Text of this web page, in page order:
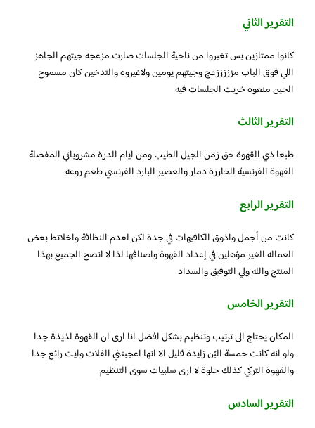
التقرير الثاني
كانوا ممتازين بس تغيروا من ناحية الجلسات صارت مزعجه جيتهم الجاهز
اللي فوق الباب مزززززعج وجيتهم يومين ولاغيروه والتدخين كان مسموح
الحين منعوه خربت الجلسات فيه
التقرير الثالث
طبعا ذي القهوة حق زمن الجيل الطيب ومن ايام الدرة مشروباتي المفضلة
القهوة الفرنسية الحاررة دمار والعصير البارد الفرنسي طعم روعه
التقرير الرابع
كانت من أجمل واذوق الكافيهات في جدة لكن لعدم النظافة واخلاتط بعض
العماله الغير مؤهلين في إعداد القهوة واصنافها لذا لا انصح الجميع بهذا
المنتج والله ولي التوفيق والسداد
التقرير الخامس
المكان يحتاج الى ترتيب وتنظيم بشكل افضل انا ارى ان القهوة لذيذة جدا
ولو انه كانت حمسة البُن زايدة قليل الا انها اعجبتني الفلات وايت رائع جدا
والقهوة التركي كذلك حلوة لا ارى سلبيات سوى التنظيم
التقرير السادس